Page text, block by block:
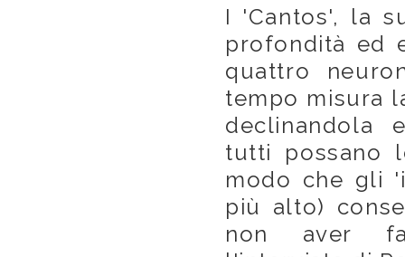
I 'Cantos', la
profondità ed
quattro
tempo misura
declinandola
tutti possano
modo che gli
più alto)
non aver